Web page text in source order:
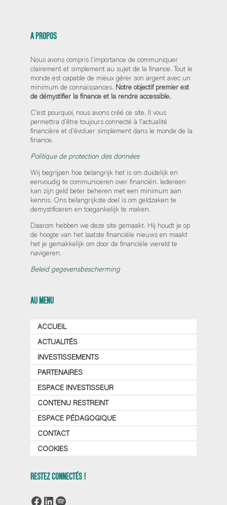
A PROPOS
Nous avons compris l'importance de communiquer
clairement et simplement au sujet de la finance. Tout le
monde est capable de mieux gérer son argent avec un
minimum de connaissances. Notre objectif premier est
de démystifier la finance et la rendre accessible.
C'est pourquoi, nous avons créé ce site. Il vous
permettra d'être toujours connecté à l'actualité
financière et d'évoluer simplement dans le monde de la
finance.
Politique de protection des données
Wij begrijpen hoe belangrijk het is om duidelijk en
eenvoudig te communiceren over financiën. Iedereen
kan zijn geld beter beheren met een minimum aan
kennis. Ons belangrijkste doel is om geldzaken te
demystificeren en toegankelijk te maken.
Daarom hebben we deze site gemaakt. Hij houdt je op
de hoogte van het laatste financiële nieuws en maakt
het je gemakkelijk om door de financiële wereld te
navigeren.
Beleid gegevensbescherming
AU MENU
ACCUEIL
ACTUALITÉS
INVESTISSEMENTS
PARTENAIRES
ESPACE INVESTISSEUR
CONTENU RESTREINT
ESPACE PÉDAGOGIQUE
CONTACT
COOKIES
RESTEZ CONNECTÉS !
Facebook
LinkedIn
Spotify